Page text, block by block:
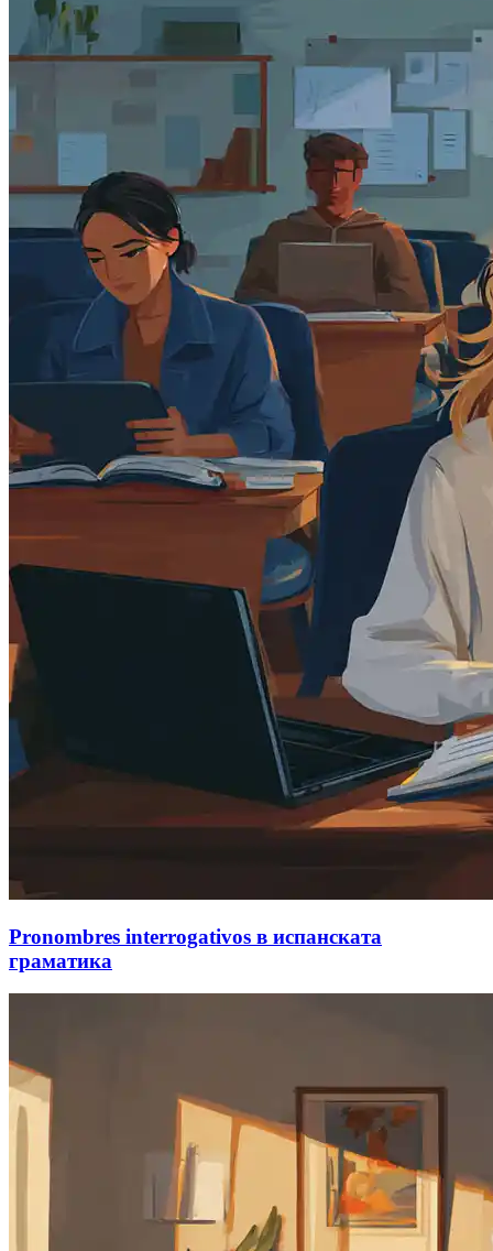
Pronombres interrogativos в испанската
граматика